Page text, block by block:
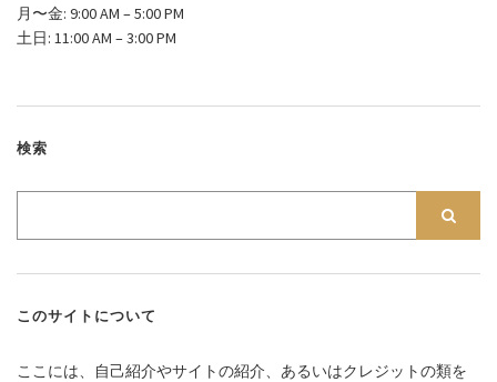
月〜金: 9:00 AM – 5:00 PM
土日: 11:00 AM – 3:00 PM
検索
このサイトについて
ここには、自己紹介やサイトの紹介、あるいはクレジットの類を